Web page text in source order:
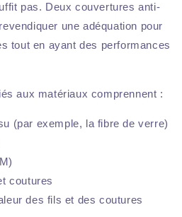
pas. Deux couvertures anti-
une adéquation pour
tout en ayant des performances
aux matériaux comprennent :
(par exemple, la fibre de verre)
coutures
des fils et des coutures